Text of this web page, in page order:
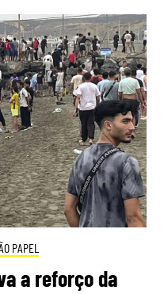
PAPEL
a reforço da